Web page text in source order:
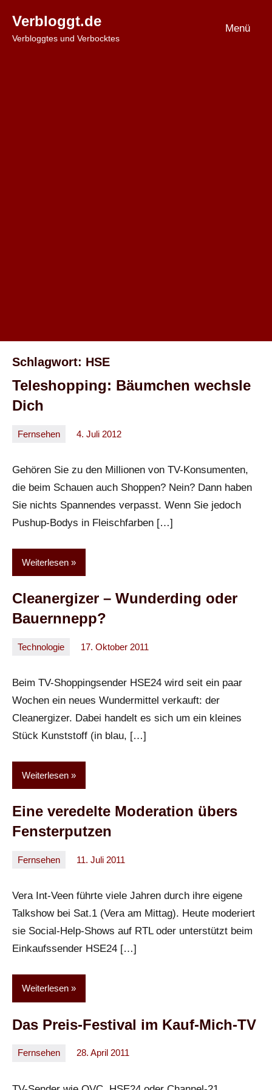
Inhalt
springen
Verbloggt.de
Verbloggtes und Verbocktes
Menü
Schlagwort: HSE
Teleshopping: Bäumchen wechsle
Dich
Fernsehen 4. Juli 2012
Gehören Sie zu den Millionen von TV-Konsumenten,
die beim Schauen auch Shoppen? Nein? Dann haben
Sie nichts Spannendes verpasst. Wenn Sie jedoch
Pushup-Bodys in Fleischfarben […]
Weiterlesen
Cleanergizer – Wunderding oder
Bauernnepp?
Technologie 17. Oktober 2011
Beim TV-Shoppingsender HSE24 wird seit ein paar
Wochen ein neues Wundermittel verkauft: der
Cleanergizer. Dabei handelt es sich um ein kleines
Stück Kunststoff (in blau, […]
Weiterlesen
Eine veredelte Moderation übers
Fensterputzen
Fernsehen 11. Juli 2011
Vera Int-Veen führte viele Jahren durch ihre eigene
Talkshow bei Sat.1 (Vera am Mittag). Heute moderiert
sie Social-Help-Shows auf RTL oder unterstützt beim
Einkaufssender HSE24 […]
Weiterlesen
Das Preis-Festival im Kauf-Mich-TV
Fernsehen 28. April 2011